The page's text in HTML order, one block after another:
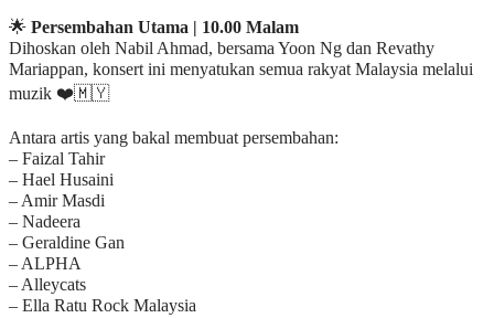
🌟 Persembahan Utama | 10.00 Malam
Dihoskan oleh Nabil Ahmad, bersama Yoon Ng dan Revathy
Mariappan, konsert ini menyatukan semua rakyat Malaysia melalui
muzik ❤️🇲🇾
Antara artis yang bakal membuat persembahan:
– Faizal Tahir
– Hael Husaini
– Amir Masdi
– Nadeera
– Geraldine Gan
– ALPHA
– Alleycats
– Ella Ratu Rock Malaysia